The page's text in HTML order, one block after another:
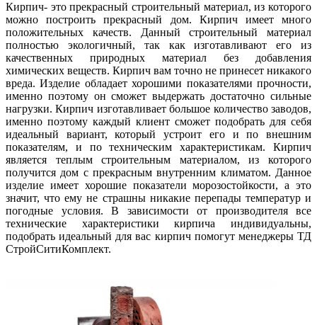
Кирпич- это прекрасный строительный материал, из которого
можно построить прекрасный дом. Кирпич имеет много
положительных качеств. Данный строительный материал
полностью экологичный, так как изготавливают его из
качественных природных материал без добавления
химических веществ. Кирпич вам точно не принесет никакого
вреда. Изделие обладает хорошими показателями прочности,
именно поэтому он сможет выдержать достаточно сильные
нагрузки. Кирпич изготавливает большое количество заводов,
именно поэтому каждый клиент сможет подобрать для себя
идеальный вариант, который устроит его и по внешним
показателям, и по техническим характеристикам. Кирпич
является теплым строительным материалом, из которого
получится дом с прекрасным внутренним климатом. Данное
изделие имеет хорошие показатели морозостойкости, а это
значит, что ему не страшны никакие перепады температур и
погодные условия. В зависимости от производителя все
технические характеристики кирпича индивидуальны,
подобрать идеальный для вас кирпич помогут менеджеры ТД
СтройСитиКомплект.